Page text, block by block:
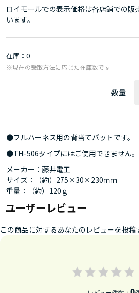
ロイモールでの表示価格は各店舗での販
います。
在庫 0
※現在の受取方法に応じた在庫数です
数量
●フルハーネス用の背当てパットです。
●TH-506タイプにはご使用できません。
メーカー：藤井電工
サイズ：（約）275×30×230ｍｍ
重量：（約）120ｇ
ユーザーレビュー
この商品に対するあなたのレビューを投稿